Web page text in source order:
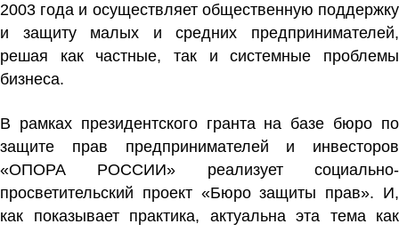
2003 года и осуществляет общественную поддержку
и защиту малых и средних предпринимателей,
решая как частные, так и системные проблемы
бизнеса.
В рамках президентского гранта на базе бюро по
защите прав предпринимателей и инвесторов
«ОПОРА РОССИИ» реализует социально-
просветительский проект «Бюро защиты прав». И,
как показывает практика, актуальна эта тема как